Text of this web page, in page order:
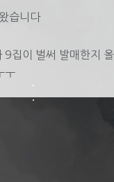
습니다
집이 벌써 발매한지
ㅜ